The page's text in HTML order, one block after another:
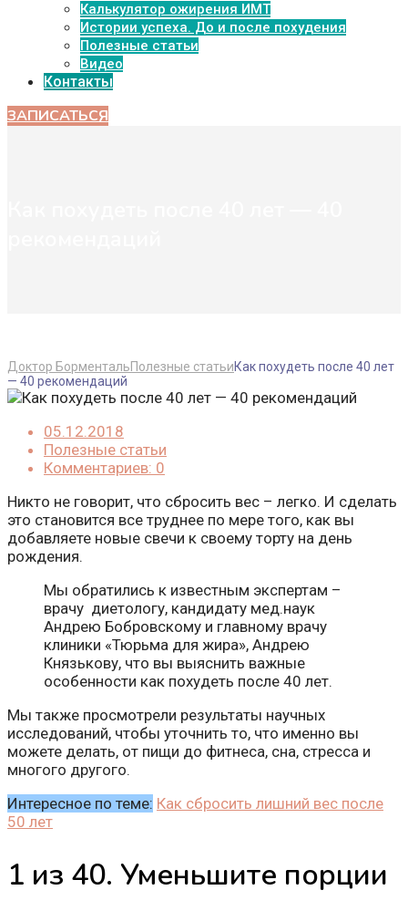
Калькулятор ожирения ИМТ
Истории успеха. До и после похудения
Полезные статьи
Видео
Контакты
ЗАПИСАТЬСЯ
Доктор БорментальПолезные статьиКак похудеть после 40 лет
— 40 рекомендаций
05.12.2018
Полезные статьи
Комментариев: 0
Никто не говорит, что сбросить вес – легко. И сделать
это становится все труднее по мере того, как вы
добавляете новые свечи к своему торту на день
рождения.
Мы обратились к известным экспертам –
врачу диетологу, кандидату мед.наук
Андрею Бобровскому и главному врачу
клиники «Тюрьма для жира», Андрею
Князькову, что вы выяснить важные
особенности как похудеть после 40 лет.
Мы также просмотрели результаты научных
исследований, чтобы уточнить то, что именно вы
можете делать, от пищи до фитнеса, сна, стресса и
многого другого.
Интересное по теме: Как сбросить лишний вес после
50 лет
1 из 40. Уменьшите порции